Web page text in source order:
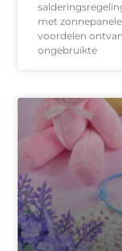
met
voordelen
ongebruikte